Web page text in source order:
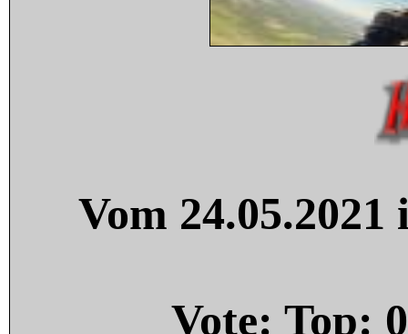
Vom
Vote: Top: 0